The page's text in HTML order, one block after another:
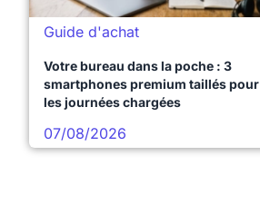
Guide d'achat
Votre bureau dans la poche : 3
smartphones premium taillés pour
les journées chargées
07/08/2026